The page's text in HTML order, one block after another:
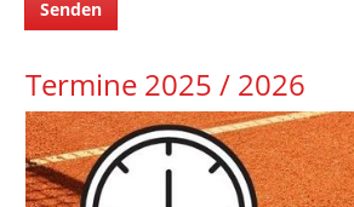
Termine 2025 / 2026